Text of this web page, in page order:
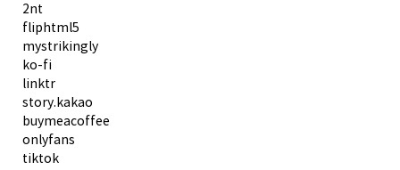
2nt
fliphtml5
mystrikingly
ko-fi
linktr
story.kakao
buymeacoffee
onlyfans
tiktok